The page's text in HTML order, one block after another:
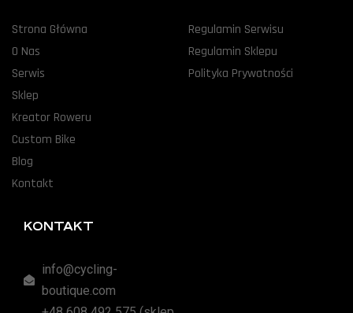
Strona Główna
O Nas
Serwis
Sklep
Kreator Roweru
Custom Bike
Blog
Kontakt
Regulamin Serwisu
Regulamin Sklepu
Polityka Prywatności
KONTAKT
info@cycling-
boutique.com